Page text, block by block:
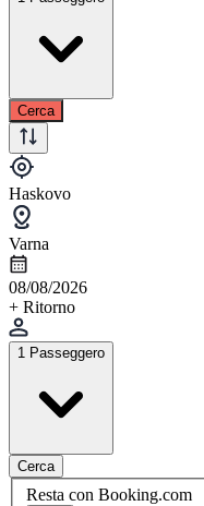
Cerca
Haskovo
Varna
08/08/2026
+ Ritorno
1 Passeggero
Cerca
Resta con Booking.com